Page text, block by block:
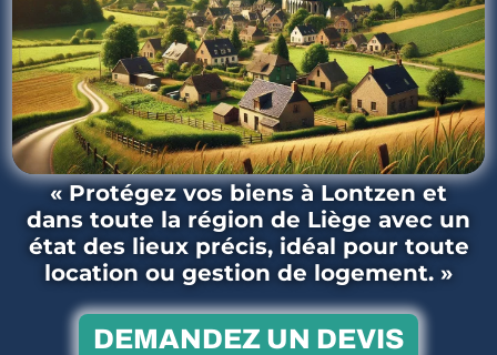
« Protégez vos biens à Lontzen et
dans toute la région de Liège avec un
état des lieux précis, idéal pour toute
location ou gestion de logement. »
DEMANDEZ UN DEVIS